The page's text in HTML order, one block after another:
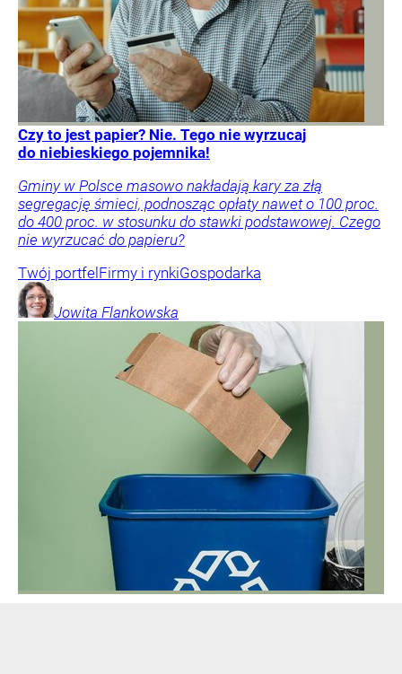
Czy to jest papier? Nie. Tego nie wyrzucaj
do niebieskiego pojemnika!
Gminy w Polsce masowo nakładają kary za złą
segregację śmieci, podnosząc opłaty nawet o 100 proc.
do 400 proc. w stosunku do stawki podstawowej. Czego
nie wyrzucać do papieru?
Twój portfel Firmy i rynkiGospodarka
Jowita Flankowska